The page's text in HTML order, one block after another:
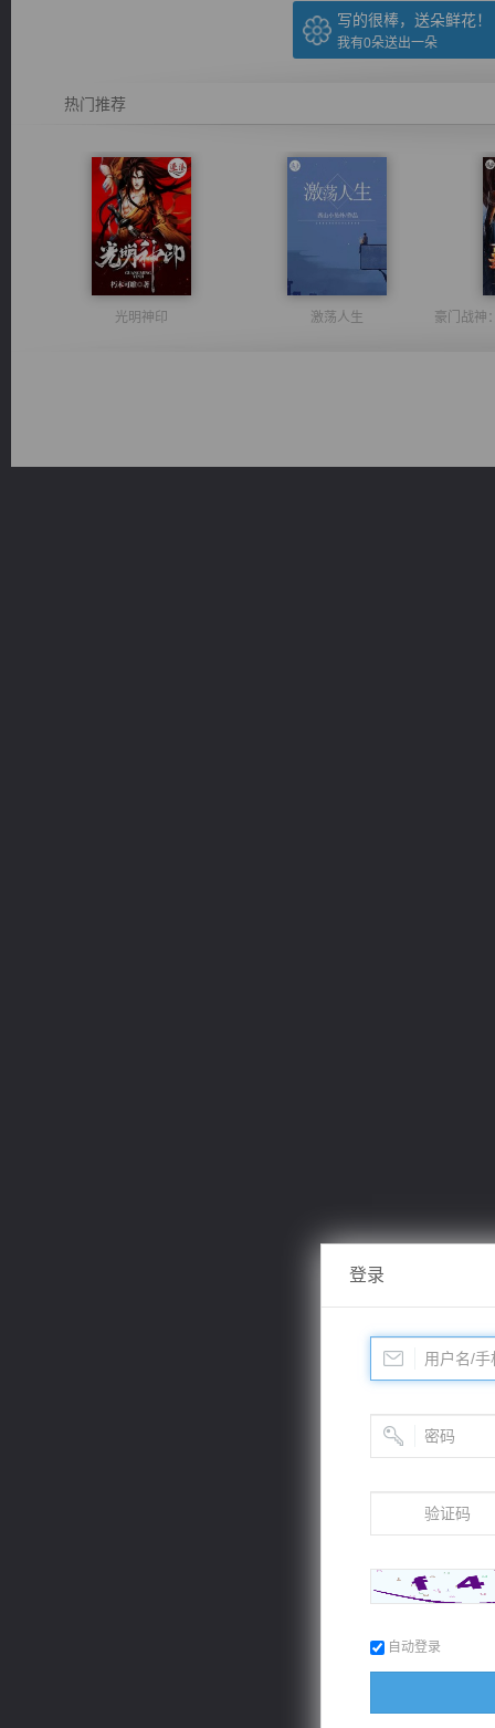
写的很棒，送朵鲜花！
我有0朵送出一朵
热门推荐
光明神印 激荡人生
登录
自动登录